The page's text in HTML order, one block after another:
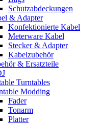
Schutzabdeckungen
& Adapter
Konfektionierte Kabel
Meterware Kabel
Stecker & Adapter
Kabelzubehör
& Ersatzteile
Turntables
Modding
Fader
Tonarm
Platter